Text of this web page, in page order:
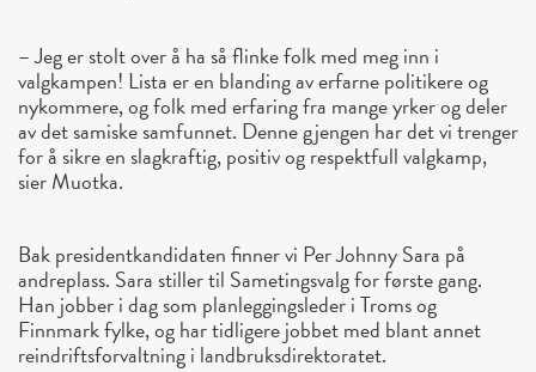
– Jeg er stolt over å ha så flinke folk med meg inn i
valgkampen! Lista er en blanding av erfarne politikere og
nykommere, og folk med erfaring fra mange yrker og deler
av det samiske samfunnet. Denne gjengen har det vi trenger
for å sikre en slagkraftig, positiv og respektfull valgkamp,
sier Muotka.
Bak presidentkandidaten finner vi Per Johnny Sara på
andreplass. Sara stiller til Sametingsvalg for første gang.
Han jobber i dag som planleggingsleder i Troms og
Finnmark fylke, og har tidligere jobbet med blant annet
reindriftsforvaltning i landbruksdirektoratet.